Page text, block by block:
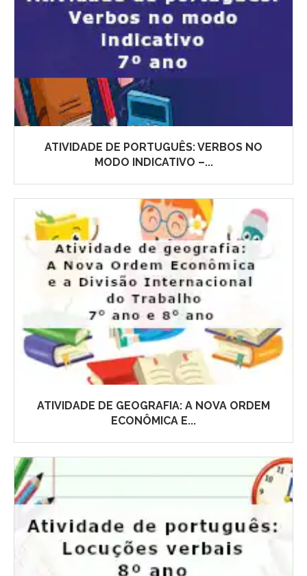
ATIVIDADE DE PORTUGUÊS: VERBOS NO
MODO INDICATIVO –...
ATIVIDADE DE GEOGRAFIA: A NOVA ORDEM
ECONÔMICA E...